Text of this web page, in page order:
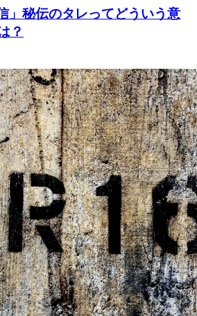
」秘伝のタレってどういう意
？